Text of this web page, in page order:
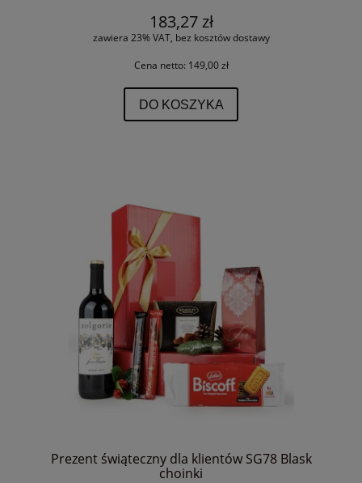
183,27 zł
zawiera 23% VAT, bez kosztów dostawy
Cena netto: 149,00 zł
DO KOSZYKA
Prezent świąteczny dla klientów SG78 Blask
choinki